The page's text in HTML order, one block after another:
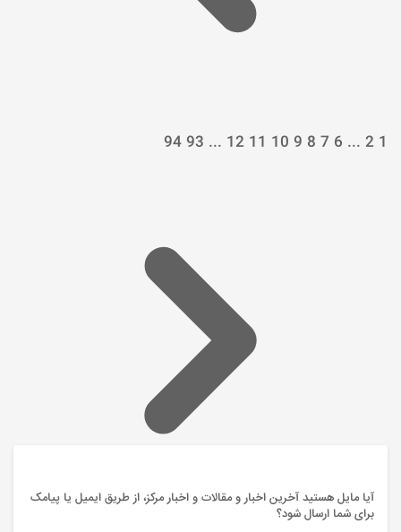
1
2
...
6
7
8
9
10
11
12
...
93
94
آیا مایل هستید آخرین اخبار و مقالات و اخبار مرکز، از طریق ایمیل یا پیامک
برای شما ارسال شود؟